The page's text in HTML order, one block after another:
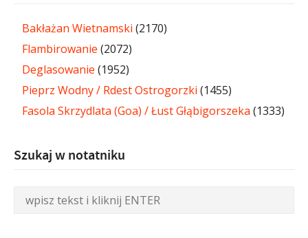
Bakłażan Wietnamski (2170)
Flambirowanie (2072)
Deglasowanie (1952)
Pieprz Wodny / Rdest Ostrogorzki (1455)
Fasola Skrzydlata (Goa) / Łust Głąbigorszeka (1333)
Szukaj w notatniku